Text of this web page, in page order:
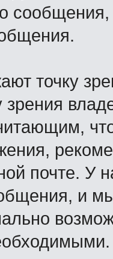
точку
зрения
почте. У
и